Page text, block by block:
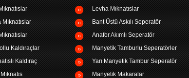
Kaldıraçlar
Kaldıraç
Levha Mıknatıslar
Bant Üstü Askılı Seperatör
Anafor Akımlı Seperatör
Manyetik Tamburlu Seperatörler
Yarı Manyetik Tambur Seperatör
Manyetik Makaralar